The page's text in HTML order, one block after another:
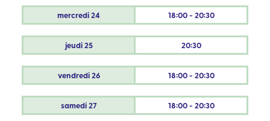
mercredi24 18:00 - 20:30
jeudi25 20:30
vendredi26 18:00 - 20:30
samedi27 18:00 - 20:30